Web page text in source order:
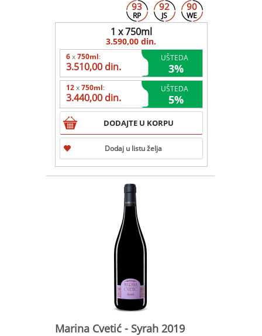
93
RP
92
JS
90
WE
1 x 750ml
3.590,00 din.
6x750ml:
3.510,00 din.
UŠTEDA
3%
12x750ml:
3.440,00 din.
UŠTEDA
5%
DODAJTE U KORPU
Dodaj u listu želja
Marina Cvetić - Syrah 2019